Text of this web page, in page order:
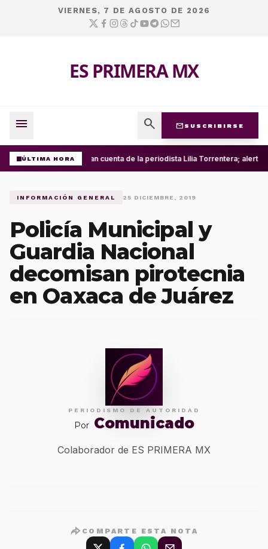
VIERNES, 7 DE AGOSTO DE 2026
ES PRIMERA MX
menu search mail SUSCRIBIRSE
ÚLTIMA HORARoban cuenta de la periodista Lilia Torrentera; alerta
INFORMACIÓN GENERAL 25 DICIEMBRE, 2019
Policía Municipal y
Guardia Nacional
decomisan pirotecnia
en Oaxaca de Juárez
PERIODISMO DE AUTORIDAD
Por Comunicado
Colaborador de ES PRIMERA MX
COMPARTE ESTA NOTA